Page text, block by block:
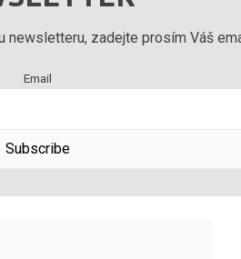
zadejte prosím Váš
Email
Subscribe